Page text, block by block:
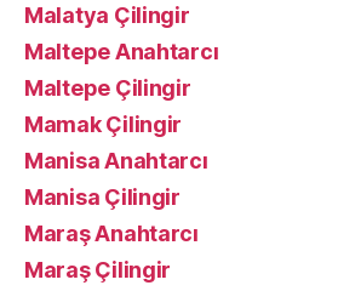
Malatya Çilingir
Maltepe Anahtarcı
Maltepe Çilingir
Mamak Çilingir
Manisa Anahtarcı
Manisa Çilingir
Maraş Anahtarcı
Maraş Çilingir